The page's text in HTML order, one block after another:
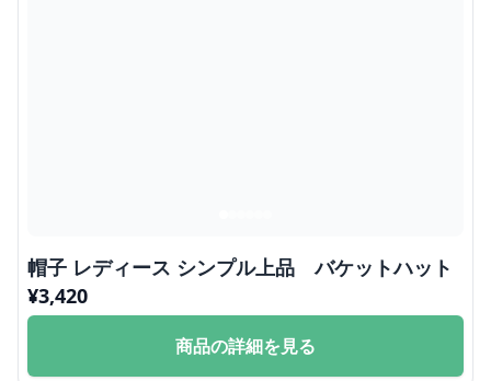
帽子 レディース シンプル上品 バケットハット
¥3,420
商品の詳細を見る